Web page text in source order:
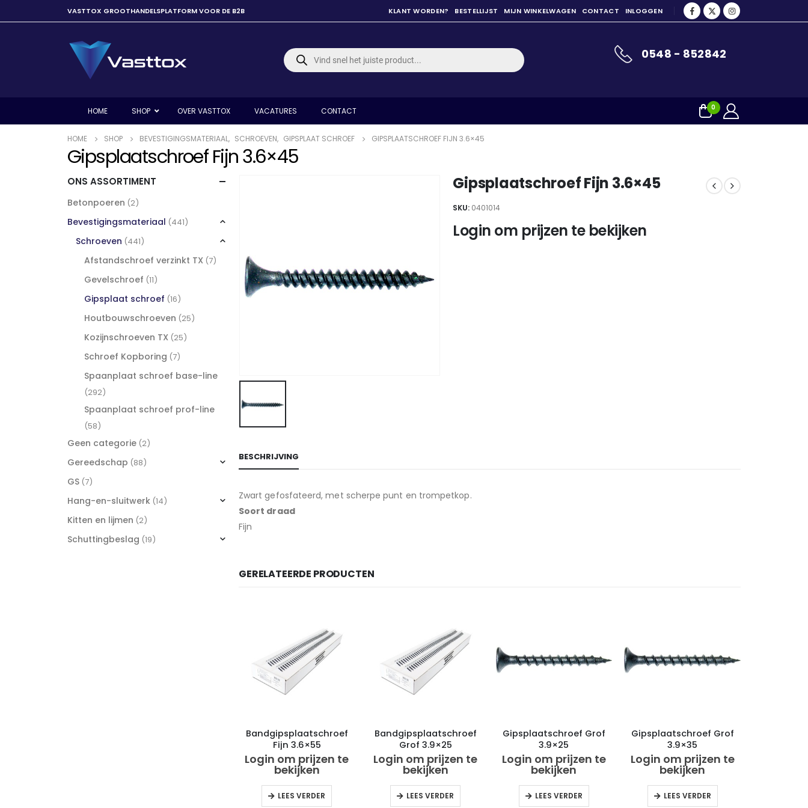
VASTTOX GROOTHANDELSPLATFORM VOOR DE B2B KLANT WORDEN? BESTELLIJST MIJN WINKELWAGEN CONTACT INLOGGEN
Producten
zoeken 0548 - 852842
HOME SHOP OVER VASTTOX VACATURES CONTACT 0
HOME SHOP BEVESTIGINGSMATERIAAL, SCHROEVEN, GIPSPLAAT SCHROEF GIPSPLAATSCHROEF FIJN 3.6×45
Gipsplaatschroef Fijn 3.6×45
Gipsplaatschroef Fijn 3.6×45
SKU: 0401014
Login om prijzen te bekijken
BESCHRIJVING
Zwart gefosfateerd, met scherpe punt en trompetkop.
Soort draad
Fijn
GERELATEERDE PRODUCTEN
Bandgipsplaatschroef
Fijn 3.6×55
Login om prijzen te
bekijken
LEES VERDER
Bandgipsplaatschroef
Grof 3.9×25
Login om prijzen te
bekijken
LEES VERDER
Gipsplaatschroef Grof
3.9×25
Login om prijzen te
bekijken
LEES VERDER
Gipsplaatschroef Grof
3.9×35
Login om prijzen te
bekijken
LEES VERDER
ONS ASSORTIMENT
Betonpoeren (2)
Bevestigingsmateriaal (441)
Schroeven (441)
Afstandschroef verzinkt TX (7)
Gevelschroef (11)
Gipsplaat schroef (16)
Houtbouwschroeven (25)
Kozijnschroeven TX (25)
Schroef Kopboring (7)
Spaanplaat schroef base-line
(292)
Spaanplaat schroef prof-line
(58)
Geen categorie (2)
Gereedschap (88)
GS (7)
Hang-en-sluitwerk (14)
Kitten en lijmen (2)
Schuttingbeslag (19)